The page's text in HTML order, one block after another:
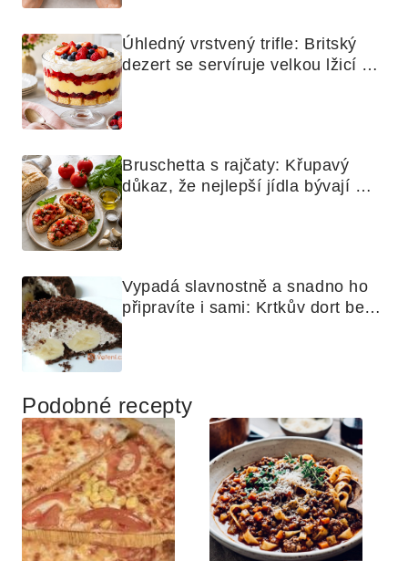
Úhledný vrstvený trifle: Britský
dezert se servíruje velkou lžicí
Bruschetta s rajčaty: Křupavý
důkaz, že nejlepší jídla bývají
Vypadá slavnostně a snadno ho
připravíte i sami: Krtkův dort bez
Podobné recepty